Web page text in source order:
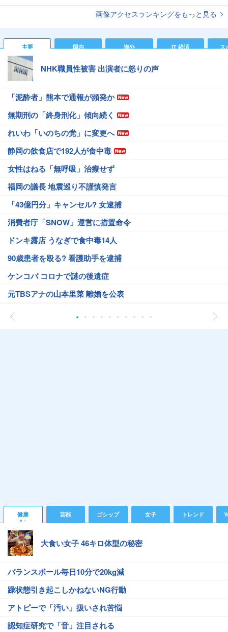
画像アクセスランキングをもっと見る
主要 国内 海外 IT 経済 ス
NHK職員性被害 出演者に怒りの声
「泥酔者」熊本で通報が頻発か
無期刑の「終身刑化」傾向続く
れいわ「いのちの党」に変更へ
静岡の飲食店で192人が食中毒
女性はねる「無呼吸」治療せず
福岡の議長 地震巡り不謹慎発言
「43億円分」キャンセル? 女逮捕
消費者庁「SNOW」運営に措置命令
ドンキ露店 うなぎで食中毒14人
90歳患者を殴る? 看護助手を逮捕
ケンコバ コロナで謎の後遺症
元TBSアナの山本里菜 離婚を公表
健康 芸能 ゴシップ 女子 トレンド
大食い女子 46キロ体型の秘密
バランスボール毎日10分で20kg減
躁状態引き起こしかねないNG行動
アトピーで「汚い」扱いされ苦悩
認知症研究で「音」注目される